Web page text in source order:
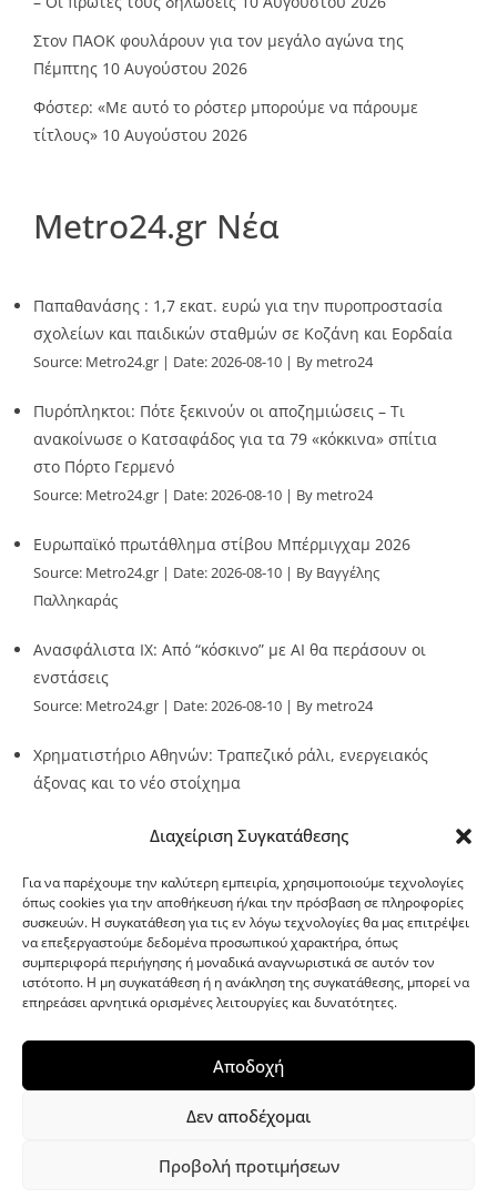
Διαχείριση Συγκατάθεσης
Για να παρέχουμε την καλύτερη εμπειρία, χρησιμοποιούμε τεχνολογίες
όπως cookies για την αποθήκευση ή/και την πρόσβαση σε πληροφορίες
συσκευών. Η συγκατάθεση για τις εν λόγω τεχνολογίες θα μας επιτρέψει
να επεξεργαστούμε δεδομένα προσωπικού χαρακτήρα, όπως
συμπεριφορά περιήγησης ή μοναδικά αναγνωριστικά σε αυτόν τον
ιστότοπο. Η μη συγκατάθεση ή η ανάκληση της συγκατάθεσης, μπορεί να
επηρεάσει αρνητικά ορισμένες λειτουργίες και δυνατότητες.
Αποδοχή
Δεν αποδέχομαι
Προβολή προτιμήσεων
Στον ΠΑΟΚ φουλάρουν για τον μεγάλο αγώνα της
Πέμπτης 10 Αυγούστου 2026
Φόστερ: «Με αυτό το ρόστερ μπορούμε να πάρουμε
τίτλους» 10 Αυγούστου 2026
Metro24.gr Νέα
Παπαθανάσης : 1,7 εκατ. ευρώ για την πυροπροστασία
σχολείων και παιδικών σταθμών σε Κοζάνη και Εορδαία
Source: Metro24.gr Date: 2026-08-10 By metro24
Πυρόπληκτοι: Πότε ξεκινούν οι αποζημιώσεις – Τι
ανακοίνωσε ο Κατσαφάδος για τα 79 «κόκκινα» σπίτια
στο Πόρτο Γερμενό
Source: Metro24.gr Date: 2026-08-10 By metro24
Ευρωπαϊκό πρωτάθλημα στίβου Μπέρμιγχαμ 2026
Source: Metro24.gr Date: 2026-08-10
By Βαγγέλης
Παλληκαράς
Ανασφάλιστα ΙΧ: Από “κόσκινο” με AI θα περάσουν οι
ενστάσεις
Source: Metro24.gr Date: 2026-08-10 By metro24
Χρηματιστήριο Αθηνών: Τραπεζικό ράλι, ενεργειακός
άξονας και το νέο στοίχημα
G-point.gr